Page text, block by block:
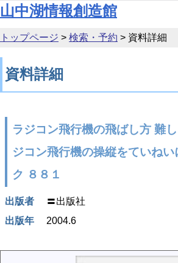
本文へ移動
山中湖情報創造館
トップページ > 検索・予約 > 資料詳細
資料詳細
ラジコン飛行機の飛ばし方 難
ジコン飛行機の操縦をていねい
ク ８８１
出版者
〓出版社
出版年
2004.6